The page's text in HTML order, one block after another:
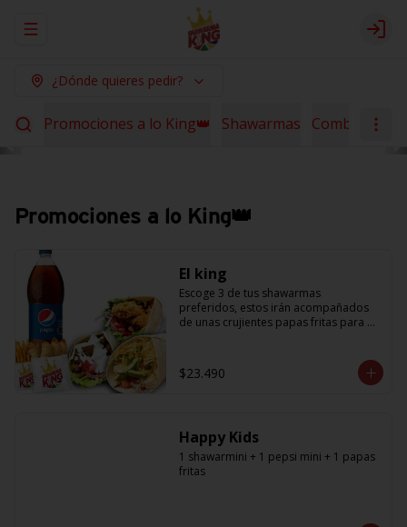
Abrir menu de navegación Login
¿Dónde quieres pedir?
Promociones a lo King👑 Shawarmas Combos
Promociones a lo King👑
El king
Escoge 3 de tus shawarmas
preferidos, estos irán acompañados
de unas crujientes papas fritas para
acumulable con otras promociones)
(cada agregado adicional
agregar la cantidad exacta igual a la
cantidad de shawarmas de la
promoción)
$23.490
Happy Kids
1 shawarmini + 1 pepsi mini + 1 papas
fritas